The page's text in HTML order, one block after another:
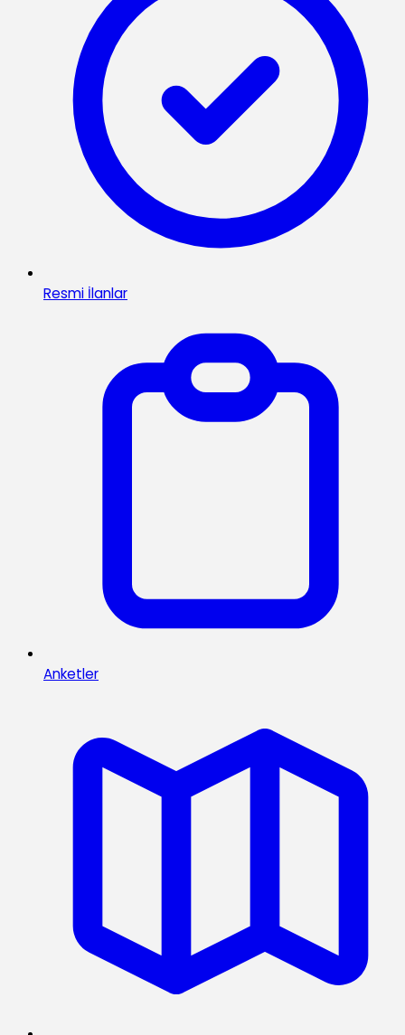
Resmi İlanlar
Anketler